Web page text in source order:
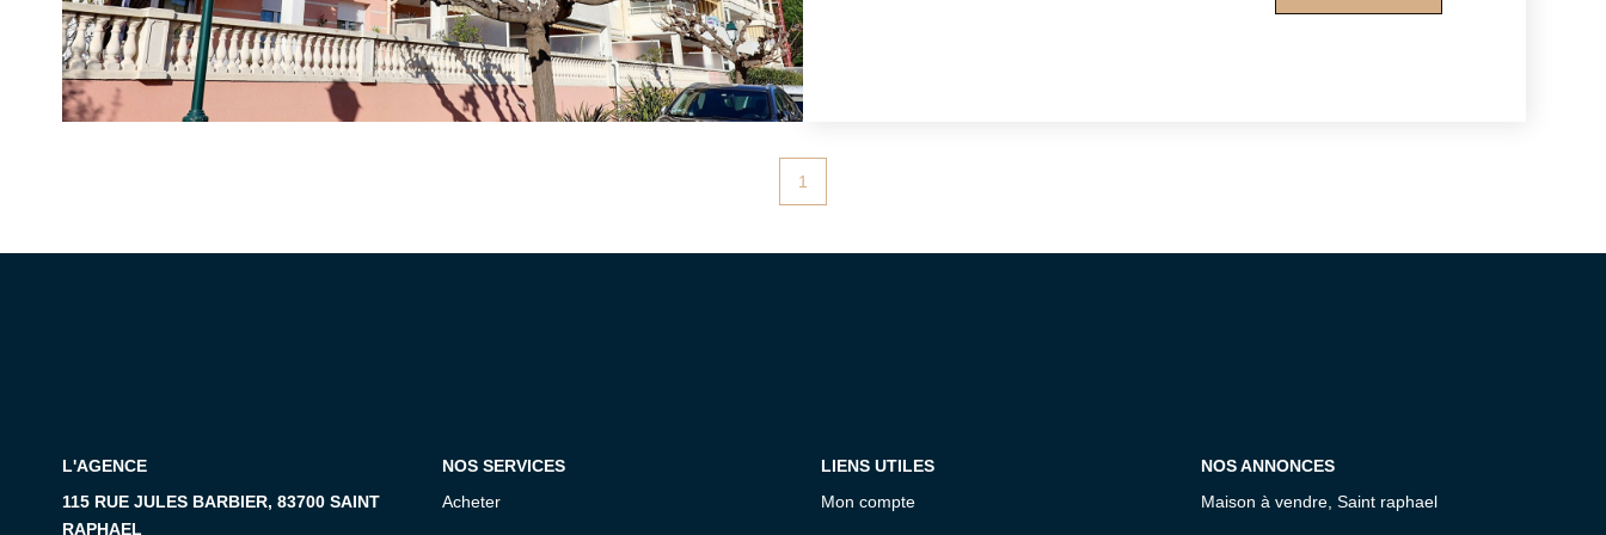
1
L'AGENCE
115 RUE JULES BARBIER, 83700 SAINT
RAPHAEL
NOS SERVICES
Acheter
LIENS UTILES
Mon compte
NOS ANNONCES
Maison à vendre, Saint raphael